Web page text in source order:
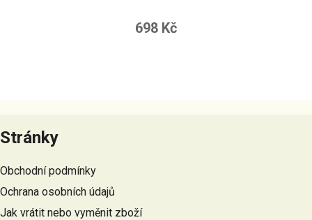
698 Kč
á
p
a
t
í
Stránky
Obchodní podmínky
Ochrana osobních údajů
Jak vrátit nebo vyměnit zboží